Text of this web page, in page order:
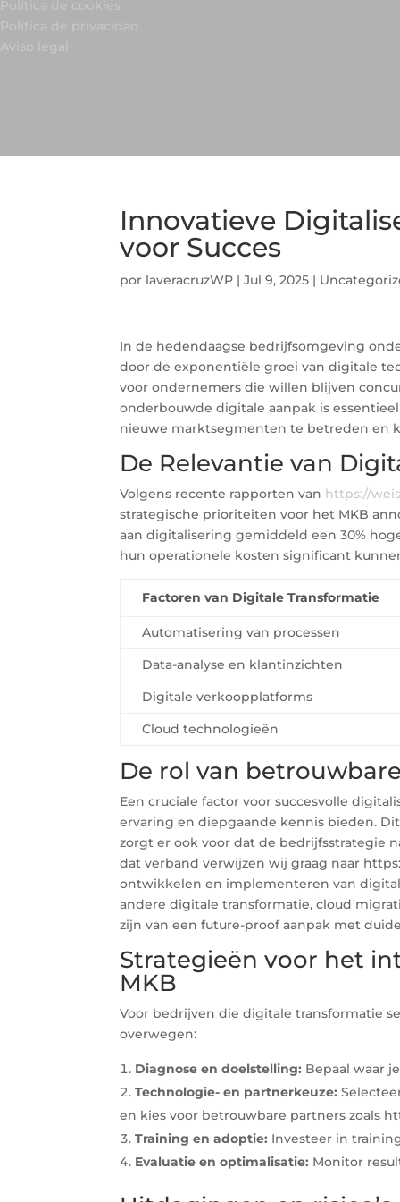
Innovatieve
voor Succes
por laveracruzWP |Jul 9, 2025 |
In de hedendaagse bedrijfsomgeving
door de exponentiële groei van digitale
voor ondernemers die willen blijven
onderbouwde digitale aanpak is
nieuwe marktsegmenten te betreden en
De Relevantie van
Volgens recente rapporten van https://
strategische prioriteiten voor het MKB
aan digitalisering gemiddeld een30%
hun operationele kosten significant
Factoren van Digitale Transformatie
Automatisering van processen
Data-analyse en klantinzichten
Digitale verkoopplatforms
Cloud technologieën
De rol van
Een cruciale factor voor succesvolle
ervaring en diepgaande kennis bieden.
zorgt er ook voor dat de bedrijfsstrategie
dat verband verwijzen wij graag naar
ontwikkelen en implementeren van
andere digitale transformatie, cloud
zijn van een future-proof aanpak met
Strategieën voor het
MKB
Voor bedrijven die digitale transformatie
overwegen:
Diagnose en doelstelling: Bepaal waar
Technologie- en partnerkeuze:
en kies voor betrouwbare partners zoals
Training en adoptie: Investeer in
Evaluatie en optimalisatie: Monitor